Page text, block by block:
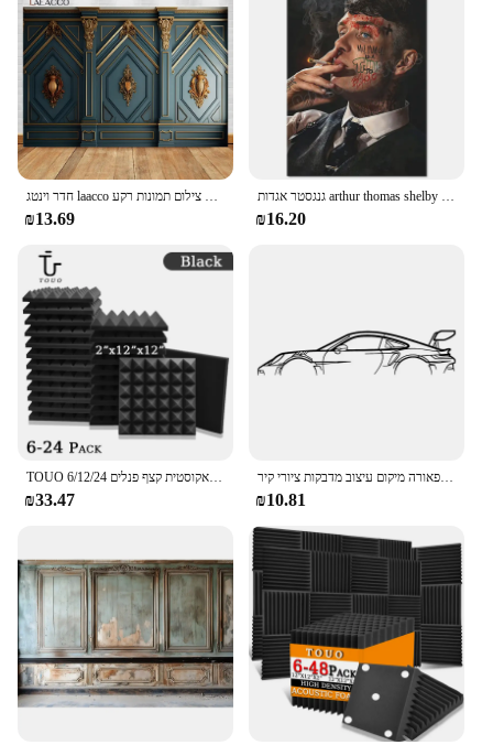
חדר וינטג laacco רקע אירופאי מסגרת הבית מודרני קיר בסגנון רטרו קלאסי מבוגרים צילום תמונות רקע
₪13.69
גנגסטר אגדות arthur thomas shelby פורסטר דמות פוסטר דמות פוסטר בד ציור קיר אמנות תמונה סלון קישוט הבית קישוט הבית
₪16.20
TOUO אקוסטית קצף פנלים 6/12/24 Pcs לרעש קצף קיר פנלים סטודיו בידוד מרעש על קיר KTV חדר קול הוכחת קצף
₪33.47
רכב צללית אמנות קיר מדבקה ויניל קישוט הבית שירות רכב מרכז מוסך יופי תפאורה מיקום עיצוב מדבקות ציורי קיר a610
₪10.81